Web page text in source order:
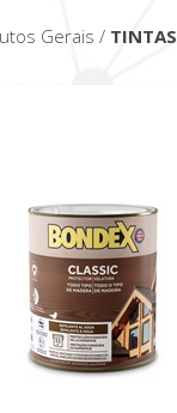
Gerais / TINTAS